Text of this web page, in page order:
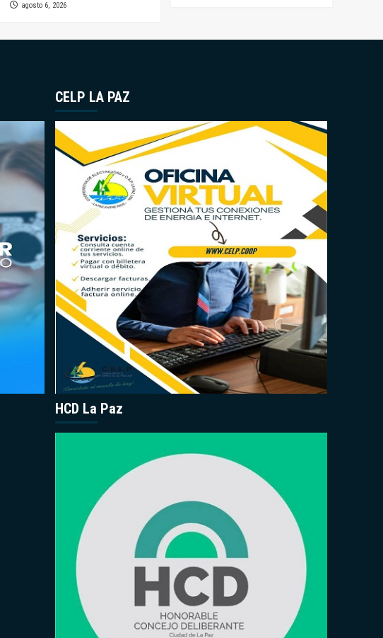
agosto 6, 2026
CELP LA PAZ
HCD La Paz